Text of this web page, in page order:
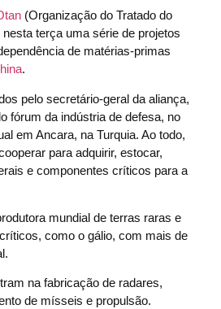
(Organização do Tratado do
terça uma série de projetos
de matérias-primas
.
pelo secretário-geral da aliança,
fórum da indústria de defesa, no
em Ancara, na Turquia. Ao todo,
para adquirir, estocar,
e componentes críticos para a
mundial de terras raras e
como o gálio, com mais de
na fabricação de radares,
de mísseis e propulsão.